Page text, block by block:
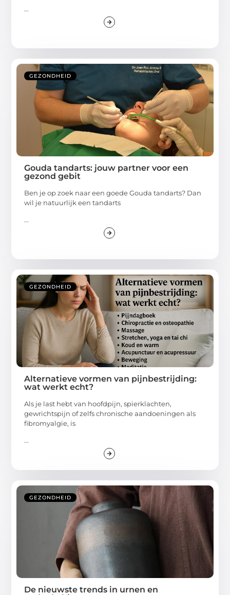
...
GEZONDHEID
Gouda tandarts: jouw partner voor een
gezond gebit
Ben je op zoek naar een goede Gouda tandarts? Dan
wil je natuurlijk een tandarts
...
GEZONDHEID
Alternatieve vormen van pijnbestrijding:
wat werkt echt?
Als je last hebt van hoofdpijn, spierklachten,
gewrichtspijn of zelfs chronische aandoeningen als
fibromyalgie, is
...
GEZONDHEID
De nieuwste trends in urnen en